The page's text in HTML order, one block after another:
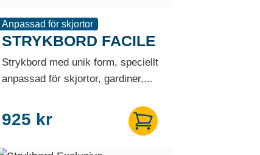
Anpassad för skjortor
STRYKBORD FACILE
Strykbord med unik form, speciellt
anpassad för skjortor, gardiner,...
925 kr